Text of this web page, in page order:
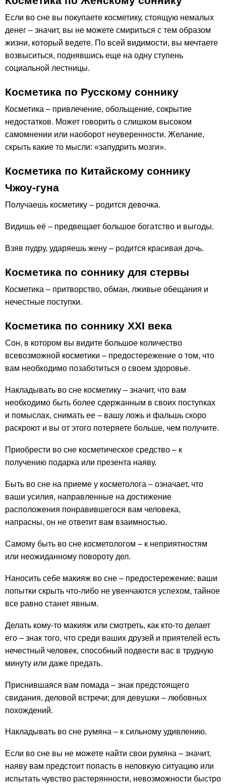
Если во сне вы покупаете косметику, стоящую немалых
денег – значит, вы не можете смириться с тем образом
жизни, который ведете. По всей видимости, вы мечтаете
возвыситься, поднявшись еще на одну ступень
социальной лестницы.
Косметика по Русскому соннику
Косметика – привлечение, обольщение, сокрытие
недостатков. Может говорить о слишком высоком
самомнении или наоборот неуверенности. Желание,
скрыть какие то мысли: «запудрить мозги».
Косметика по Китайскому соннику
Чжоу-гуна
Получаешь косметику – родится девочка.
Видишь её – предвещает большое богатство и выгоды.
Взяв пудру, ударяешь жену – родится красивая дочь.
Косметика по соннику для стервы
Косметика – притворство, обман, лживые обещания и
нечестные поступки.
Косметика по соннику ХХІ века
Сон, в котором вы видите большое количество
всевозможной косметики – предостережение о том, что
вам необходимо позаботиться о своем здоровье.
Накладывать во сне косметику – значит, что вам
необходимо быть более сдержанным в своих поступках
и помыслах, снимать ее – вашу ложь и фальшь скоро
раскроют и вы от этого потеряете больше, чем получите.
Приобрести во сне косметическое средство – к
получению подарка или презента наяву.
Быть во сне на приеме у косметолога – означает, что
ваши усилия, направленные на достижение
расположения понравившегося вам человека,
напрасны, он не ответит вам взаимностью.
Самому быть во сне косметологом – к неприятностям
или неожиданному повороту дел.
Наносить себе макияж во сне – предостережение: ваши
попытки скрыть что-либо не увенчаются успехом, тайное
все равно станет явным.
Делать кому-то макияж или смотреть, как кто-то делает
его – знак того, что среди ваших друзей и приятелей есть
нечестный человек, способный подвести вас в трудную
минуту или даже предать.
Приснившаяся вам помада – знак предстоящего
свидания, деловой встречи; для девушки – любовных
похождений.
Накладывать во сне румяна – к сильному удивлению.
Если во сне вы не можете найти свои румяна – значит,
наяву вам предстоит попасть в неловкую ситуацию или
испытать чувство растерянности, невозможности быстро